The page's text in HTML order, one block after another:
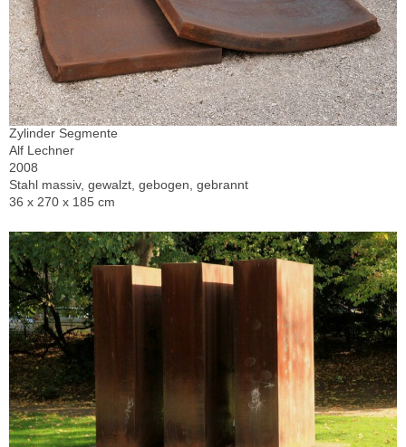
Zylinder Segmente
Alf Lechner
2008
Stahl massiv, gewalzt, gebogen, gebrannt
36 x 270 x 185 cm